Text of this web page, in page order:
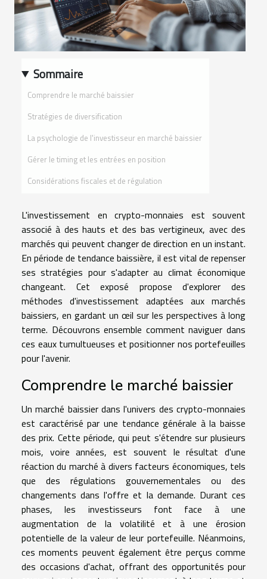
Sommaire
Comprendre le marché baissier
Stratégies de diversification
La psychologie de l'investisseur en marché baissier
Gérer le timing et les entrées en position
Considérations fiscales et de régulation
L'investissement en crypto-monnaies est souvent
associé à des hauts et des bas vertigineux, avec des
marchés qui peuvent changer de direction en un instant.
En période de tendance baissière, il est vital de repenser
ses stratégies pour s'adapter au climat économique
changeant. Cet exposé propose d'explorer des
méthodes d'investissement adaptées aux marchés
baissiers, en gardant un œil sur les perspectives à long
terme. Découvrons ensemble comment naviguer dans
ces eaux tumultueuses et positionner nos portefeuilles
pour l'avenir.
Comprendre le marché baissier
Un marché baissier dans l'univers des crypto-monnaies
est caractérisé par une tendance générale à la baisse
des prix. Cette période, qui peut s'étendre sur plusieurs
mois, voire années, est souvent le résultat d'une
réaction du marché à divers facteurs économiques, tels
que des régulations gouvernementales ou des
changements dans l'offre et la demande. Durant ces
phases, les investisseurs font face à une
augmentation de la volatilité et à une érosion
potentielle de la valeur de leur portefeuille. Néanmoins,
ces moments peuvent également être perçus comme
des occasions d'achat, offrant des opportunités pour